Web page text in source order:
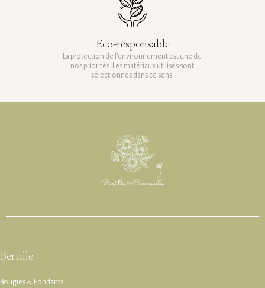
Eco-responsable
La protection de l'environnement est une de
nos priorités. Les matériaux utilisés sont
sélectionnés dans ce sens.
Bertille
Bougies & Fondants